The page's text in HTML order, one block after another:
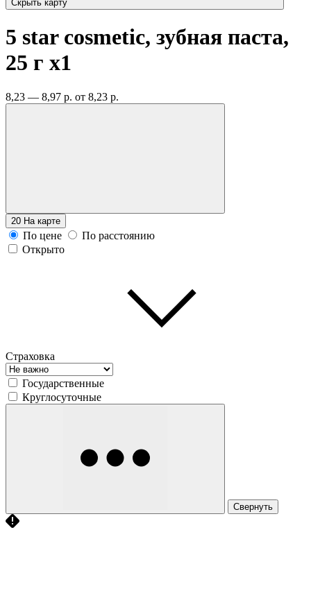
Скрыть карту
5 star cosmetic, зубная паста,
25 г x1
8,23 — 8,97 р. от 8,23 р.
20 На карте
По цене
По расстоянию
Открыто
Страховка
Государственные
Круглосуточные
Свернуть